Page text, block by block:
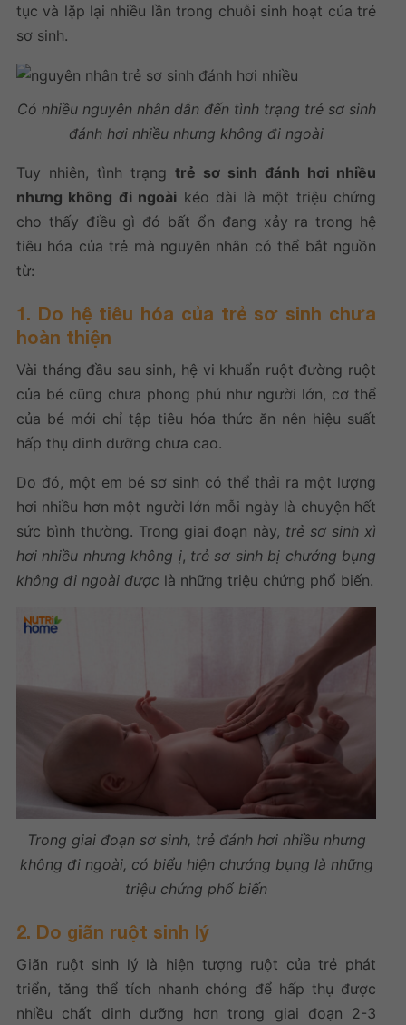
tục và lặp lại nhiều lần trong chuỗi sinh hoạt của trẻ
sơ sinh.
Có nhiều nguyên nhân dẫn đến tình trạng trẻ sơ sinh
đánh hơi nhiều nhưng không đi ngoài
Tuy nhiên, tình trạng trẻ sơ sinh đánh hơi nhiều
nhưng không đi ngoài kéo dài là một triệu chứng
cho thấy điều gì đó bất ổn đang xảy ra trong hệ
tiêu hóa của trẻ mà nguyên nhân có thể bắt nguồn
từ:
1. Do hệ tiêu hóa của trẻ sơ sinh chưa
hoàn thiện
Vài tháng đầu sau sinh, hệ vi khuẩn ruột đường ruột
của bé cũng chưa phong phú như người lớn, cơ thể
của bé mới chỉ tập tiêu hóa thức ăn nên hiệu suất
hấp thụ dinh dưỡng chưa cao.
Do đó, một em bé sơ sinh có thể thải ra một lượng
hơi nhiều hơn một người lớn mỗi ngày là chuyện hết
sức bình thường. Trong giai đoạn này, trẻ sơ sinh xì
hơi nhiều nhưng không ị, trẻ sơ sinh bị chướng bụng
không đi ngoài được là những triệu chứng phổ biến.
Trong giai đoạn sơ sinh, trẻ đánh hơi nhiều nhưng
không đi ngoài, có biểu hiện chướng bụng là những
triệu chứng phổ biến
2. Do giãn ruột sinh lý
Giãn ruột sinh lý là hiện tượng ruột của trẻ phát
triển, tăng thể tích nhanh chóng để hấp thụ được
nhiều chất dinh dưỡng hơn trong giai đoạn 2-3